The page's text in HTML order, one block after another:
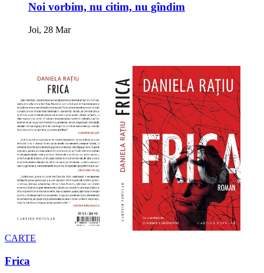
Noi vorbim, nu citim, nu gîndim
Joi, 28 Mar
CARTE
Frica